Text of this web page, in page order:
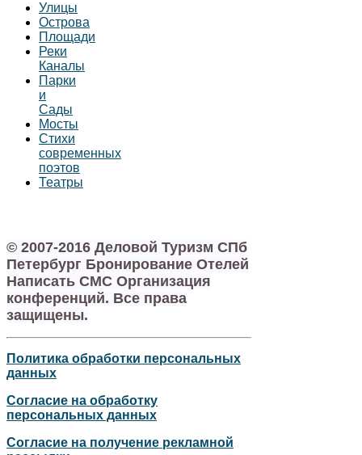
Улицы
Острова
Площади
Реки
Каналы
Парки
и
Сады
Мосты
Стихи
современных
поэтов
Театры
© 2007-2016 Деловой Туризм СПб
Петербург Бронирование Отелей
Написать СМС Организация
конференций. Все права
защищены.
Политика обработки персональных
данных
Согласие на обработку
персональных данных
Согласие на получение рекламной